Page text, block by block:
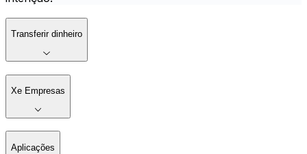
Transferir dinheiro
Xe Empresas
Aplicações